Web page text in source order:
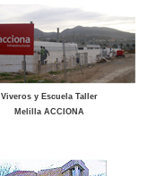
Viveros y Escuela Taller
Melilla ACCIONA